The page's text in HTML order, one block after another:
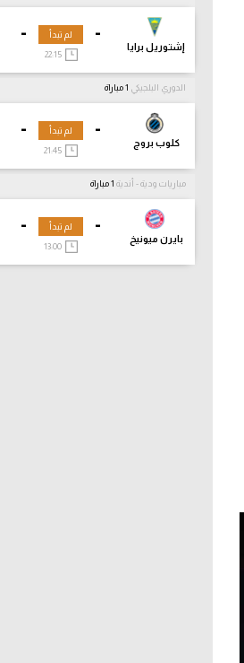
-
إشتوريل برايا
-
لم تبدأ
22:15
الدوري البلجيكي
-
كلوب بروج
-
لم تبدأ
مباريات ودية - أندية
-
بايرن ميونيخ
-
لم تبدأ